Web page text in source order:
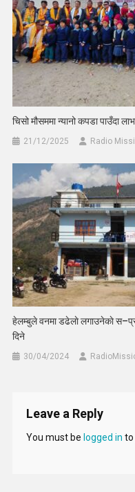
चिसो मौसममा न्यानो कपडा पाउँदा
21/12/2025 Radio
हेलम्बुले वनमा डढेलाे लगाउनेकाे
दिने
30/04/2024
Leave a Reply
You must be logged in to